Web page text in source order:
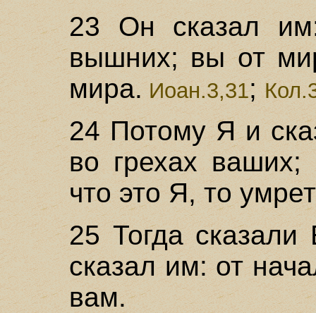
23 Он сказал
вышних; вы от
мира. Иоан.3,31;
24 Потому Я и
во грехах
что это Я, то
25 Тогда
сказал им: от
вам.